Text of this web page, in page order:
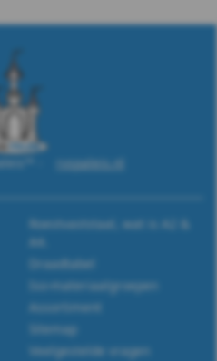
- rvspaleis.nl
Roestvaststaal, wat is A2 &
A4.
Draadtabel
Iso-materiaalgroepen
Assortiment
Sitemap
Veelgestelde vragen